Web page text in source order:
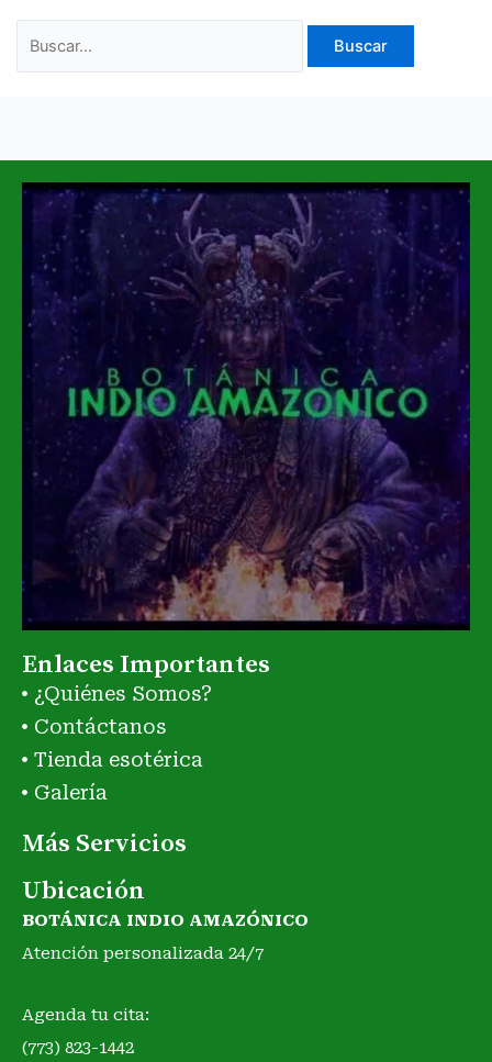
Enlaces Importantes
¿Quiénes Somos?
Contáctanos
Tienda esotérica
Galería
Más Servicios
Ubicación
BOTÁNICA INDIO AMAZÓNICO
Atención personalizada 24/7
Agenda tu cita:
(773) 823-1442